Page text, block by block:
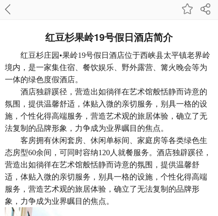
红豆杉果岭19号假日酒店简介
红豆杉庄园 •果岭19号假日酒店位于西峡县太平镇老界岭
境内，是一家集住宿、餐饮娱乐、野外露营、篝火晚会等为
一体的绿色度假酒店。
酒店独辟蹊径，营造出如徜徉在艺术馆般恬静而诗意的
氛围，提供温馨舒适，体贴入微的亲切服务，别具一格的设
施，个性化得高端服务，营造艺术观的旅居体验，确立了无
法复制的品牌形象，力争成为业界瞩目的焦点。
客房拥有休闲套房、休闲单标间、家庭房等各类绿色生
态房型60余间， 可同时容纳120人就餐服务。 酒店独辟蹊径，
营造出如徜徉在艺术馆般恬静而诗意的氛围，提供温馨舒
适，体贴入微的亲切服务，别具一格的设施，个性化得高端
服务，营造艺术观的旅居体验，确立了无法复制的品牌形
象，力争成为业界瞩目的焦点。